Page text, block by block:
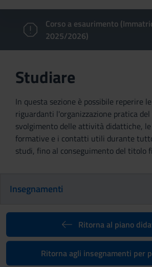
Corso a esaurimento
2025/2026)
Studiare
In questa sezione è possibile reperire
riguardanti l'organizzazione pratica del
svolgimento delle attività didattiche,
formative e i contatti utili durante
studi, fino al conseguimento del titolo
Insegnamenti
Ritorna al piano
Ritorna agli insegnamenti per